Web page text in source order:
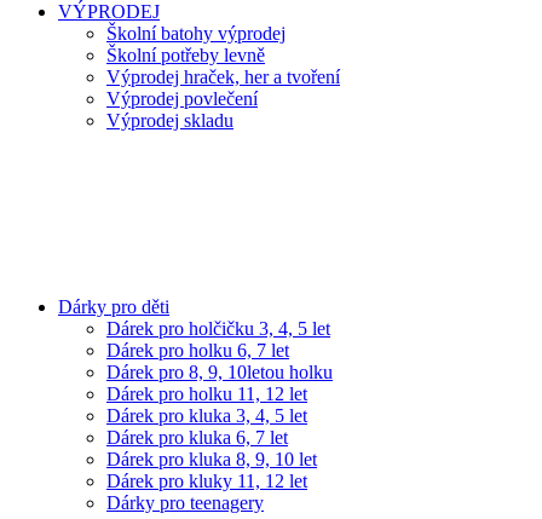
VÝPRODEJ
Školní batohy výprodej
Školní potřeby levně
Výprodej hraček, her a tvoření
Výprodej povlečení
Výprodej skladu
Dárky pro děti
Dárek pro holčičku 3, 4, 5 let
Dárek pro holku 6, 7 let
Dárek pro 8, 9, 10letou holku
Dárek pro holku 11, 12 let
Dárek pro kluka 3, 4, 5 let
Dárek pro kluka 6, 7 let
Dárek pro kluka 8, 9, 10 let
Dárek pro kluky 11, 12 let
Dárky pro teenagery